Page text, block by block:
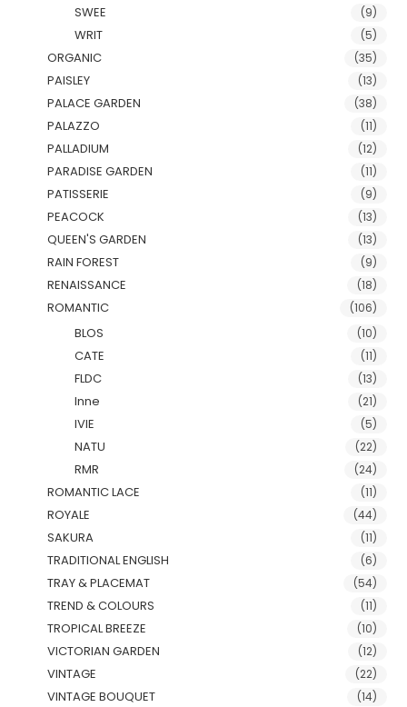
SWEE (9)
WRIT (5)
ORGANIC (35)
PAISLEY (13)
PALACE GARDEN (38)
PALAZZO (11)
PALLADIUM (12)
PARADISE GARDEN (11)
PATISSERIE (9)
PEACOCK (13)
QUEEN'S GARDEN (13)
RAIN FOREST (9)
RENAISSANCE (18)
ROMANTIC (106)
BLOS (10)
CATE (11)
FLDC (13)
Inne (21)
IVIE (5)
NATU (22)
RMR (24)
ROMANTIC LACE (11)
ROYALE (44)
SAKURA (11)
TRADITIONAL ENGLISH (6)
TRAY & PLACEMAT (54)
TREND & COLOURS (11)
TROPICAL BREEZE (10)
VICTORIAN GARDEN (12)
VINTAGE (22)
VINTAGE BOUQUET (14)